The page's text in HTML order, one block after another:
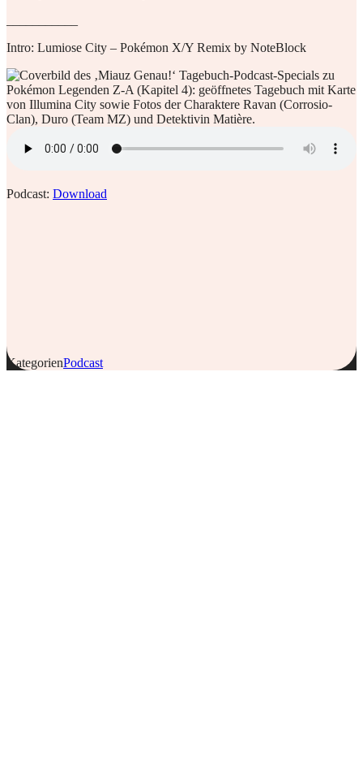
Intro: Lumiose City – Pokémon X/Y Remix by NoteBlock
Podcast: Download
KategorienPodcast